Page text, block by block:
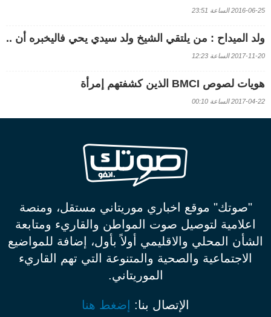
2016-06-25 الساعة 23:51
ولد الميداح : من يلتقي الشيخ ولد سيدي يحي فاليخبره أن ..
2017-11-20 الساعة 12:23
هويات لصوص BMCI الذين كشفتهم إمرأة
2017-04-22 الساعة 00:10
"صوتك" موقع اخباري موريتاني مستقل، ومنصة
اعلامية لتوصيل صوت المواطن والقاريء ومتابعة
الشأن المحلي والاقليمي أولاً بأول، إضافة للمواضيع
الاجتماعية والصحية والمتنوعة التي تهم القاريء
الموريتاني.
الإتصال بنا: إضغط هنا